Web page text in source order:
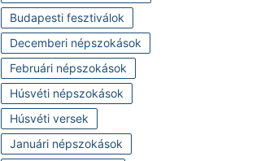
Budapesti fesztiválok
Decemberi népszokások
Februári népszokások
Húsvéti népszokások
Húsvéti versek
Januári népszokások